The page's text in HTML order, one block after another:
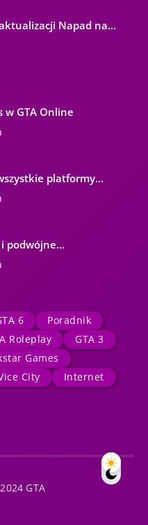
Napad na...
w GTA Online
platformy...
podwójne...
6
Poradnik
Roleplay
GTA 3
Games
City
Internet
GTA